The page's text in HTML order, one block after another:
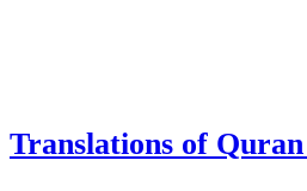
Translations of